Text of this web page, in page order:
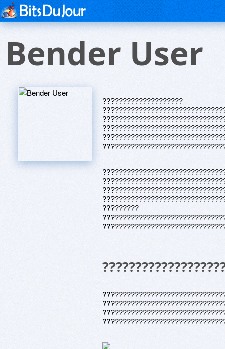
Bender User
????????????????????
?????????